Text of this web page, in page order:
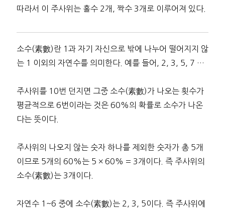
따라서 이 주사위는 홀수 2개, 짝수 3개로 이루어져 있다.
소수(素數)란 1과 자기 자신으로 밖에 나누어 떨어지지 않
는 1 이외의 자연수를 의미한다. 예를 들어, 2, 3, 5, 7 …
주사위를 10번 던지면 그중 소수(素數)가 나오는 횟수가
평균적으로 6번이라는 것은 60%의 확률로 소수가 나온
다는 뜻이다.
주사위의 나오지 않는 숫자 하나를 제외한 숫자가 총 5개
이므로 5개의 60%는 5 × 60% = 3개이다. 즉 주사위의
소수(素數)는 3개이다.
자연수 1~6 중에 소수(素數)는 2, 3, 5이다. 즉 주사위에